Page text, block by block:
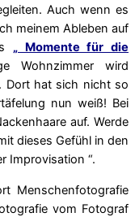
Auch wenn es
meinem Ableben auf
„ Momente für die
Wohnzimmer wird
Dort hat sich nicht so
nun weiß! Bei
auf. Werde
dieses Gefühl in den
Improvisation “.
Menschenfotografie
vom Fotograf